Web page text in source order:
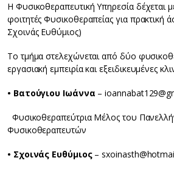
Η Φυσικοθεραπευτική Υπηρεσία δέχεται
φοιτητές Φυσικοθεραπείας για πρακτική
Σχοινάς Ευθύμιος)
Το τμήμα στελεχώνεται από δύο
εργασιακή εμπειρία και εξειδικευμένες
• Βατούγιου Ιωάννα –
Φυσικοθεραπεύτρια Μέλος του
Φυσικοθεραπευτών
• Σχοινάς Ευθύμιος–